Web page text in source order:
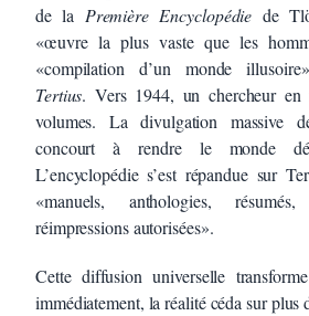
de la Première Encyclopédie de
«œuvre la plus vaste que les
«compilation d’un monde
Tertius. Vers 1944, un chercheur en
volumes. La divulgation massive
concourt à rendre le monde
L’encyclopédie s’est répandue sur
«manuels, anthologies,
réimpressions autorisées».
Cette diffusion universelle
immédiatement, la réalité céda sur plus